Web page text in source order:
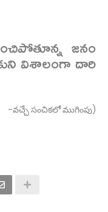
జనం
విశాలంగా దారి
-వచ్చే సంచికలో ముగింపు)